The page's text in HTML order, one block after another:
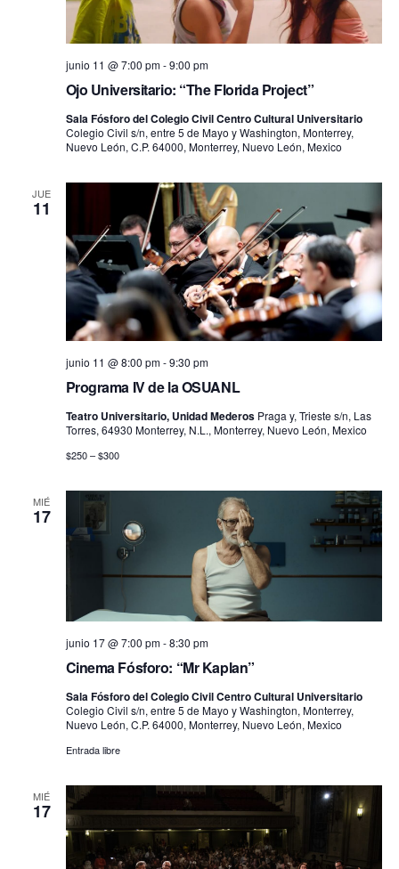
Ojo Universitario: “The Florida Project”
junio 11 @ 7:00 pm-9:00 pm
Sala Fósforo del Colegio Civil Centro Cultural Universitario
Colegio Civil s/n, entre 5 de Mayo y Washington, Monterrey,
Nuevo León, C.P. 64000, Monterrey, Nuevo León, Mexico
JUE
11
Programa IV de la OSUANL
junio 11 @ 8:00 pm-9:30 pm
Teatro Universitario, Unidad Mederos Praga y, Trieste s/n, Las
Torres, 64930 Monterrey, N.L., Monterrey, Nuevo León, Mexico
$250 – $300
MIÉ
17
Cinema Fósforo: “Mr Kaplan”
junio 17 @ 7:00 pm-8:30 pm
Sala Fósforo del Colegio Civil Centro Cultural Universitario
Colegio Civil s/n, entre 5 de Mayo y Washington, Monterrey,
Nuevo León, C.P. 64000, Monterrey, Nuevo León, Mexico
Entrada libre
MIÉ
17